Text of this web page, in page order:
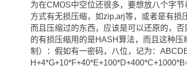
为在CMOS中空位还很多，要想放八个字
方式有无损压缩，如zip,arj等，或者是有损
而且压缩过的东西，应该是可以还原的，
的有损压缩用的是HASH算法，而且这种
制）：假如有一密码，八位，记为：